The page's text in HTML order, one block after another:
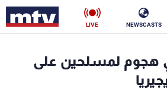
NEWSCASTS
LIVE
هجوم لمسلحين على